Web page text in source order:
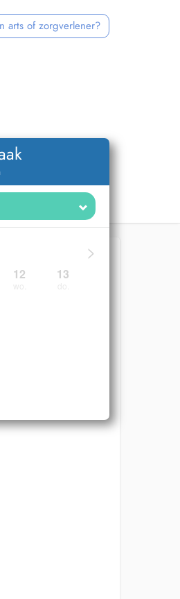
arts of zorgverlener?
>
12 13